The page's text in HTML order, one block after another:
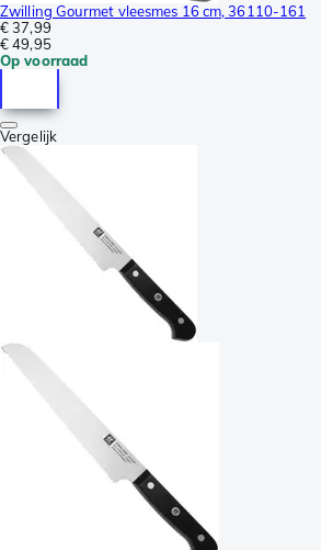
Zwilling Gourmet vleesmes 16 cm, 36110-161
€ 37,99
€ 49,95
Op voorraad
Vergelijk